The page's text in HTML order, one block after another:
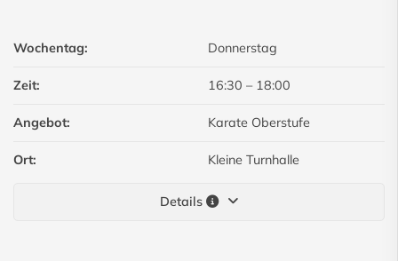
Wochentag: Donnerstag
Zeit: 16:30 – 18:00
Angebot: Karate Oberstufe
Ort: Kleine Turnhalle
Details